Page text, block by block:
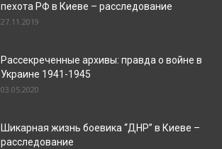
пехота РФ в Киеве – расследование
27.11.2019
Рассекреченные архивы: правда о войне в
Украине 1941-1945
03.05.2020
Шикарная жизнь боевика “ДНР” в Киеве –
расследование